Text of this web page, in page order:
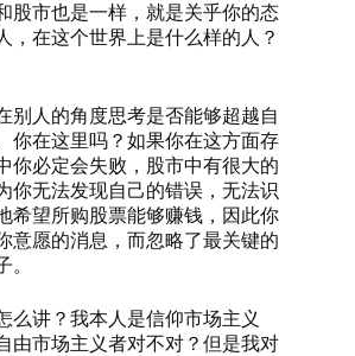
股市也是一样，就是关乎你的态
，在这个世界上是什么样的人？
别人的角度思考是否能够超越自
你在这里吗？如果你在这方面存
你必定会失败，股市中有很大的
你无法发现自己的错误，无法识
希望所购股票能够赚钱，因此你
意愿的消息，而忽略了最关键的
么讲？我本人是信仰市场主义
由市场主义者对不对？但是我对